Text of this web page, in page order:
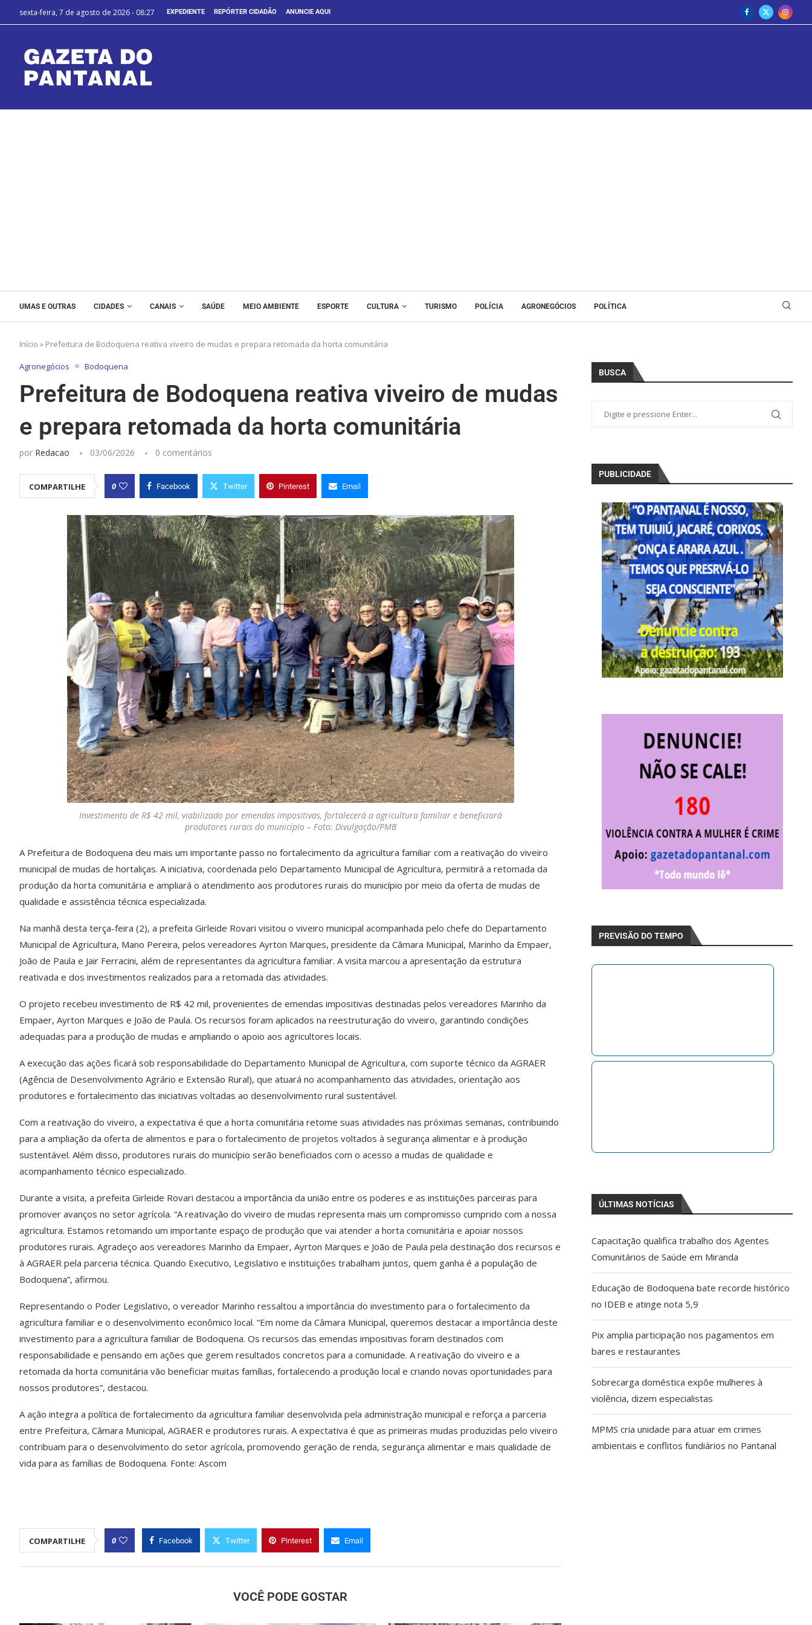
sexta-feira, 7 de agosto de 2026 - 08:27 EXPEDIENTE REPÓRTER CIDADÃO ANUNCIE AQUI
UMAS E OUTRAS CIDADES CANAIS SAÚDE MEIO AMBIENTE ESPORTE CULTURA TURISMO POLÍCIA AGRONEGÓCIOS POLÍTICA
Início » Prefeitura de Bodoquena reativa viveiro de mudas e prepara retomada da horta comunitária
Agronegócios Bodoquena
Prefeitura de Bodoquena reativa viveiro de mudas
e prepara retomada da horta comunitária
por Redacao 03/06/2026 0 comentários
COMPARTILHE 0 Facebook Twitter Pinterest Email
Investimento de R$ 42 mil, viabilizado por emendas impositivas, fortalecerá a agricultura familiar e beneficiará
produtores rurais do município – Foto: Divulgação/PMB
A Prefeitura de Bodoquena deu mais um importante passo no fortalecimento da agricultura familiar com a reativação do viveiro
municipal de mudas de hortaliças. A iniciativa, coordenada pelo Departamento Municipal de Agricultura, permitirá a retomada da
produção da horta comunitária e ampliará o atendimento aos produtores rurais do município por meio da oferta de mudas de
qualidade e assistência técnica especializada.
Na manhã desta terça-feira (2), a prefeita Girleide Rovari visitou o viveiro municipal acompanhada pelo chefe do Departamento
Municipal de Agricultura, Mano Pereira, pelos vereadores Ayrton Marques, presidente da Câmara Municipal, Marinho da Empaer,
João de Paula e Jair Ferracini, além de representantes da agricultura familiar. A visita marcou a apresentação da estrutura
reativada e dos investimentos realizados para a retomada das atividades.
O projeto recebeu investimento de R$ 42 mil, provenientes de emendas impositivas destinadas pelos vereadores Marinho da
Empaer, Ayrton Marques e João de Paula. Os recursos foram aplicados na reestruturação do viveiro, garantindo condições
adequadas para a produção de mudas e ampliando o apoio aos agricultores locais.
A execução das ações ficará sob responsabilidade do Departamento Municipal de Agricultura, com suporte técnico da AGRAER
(Agência de Desenvolvimento Agrário e Extensão Rural), que atuará no acompanhamento das atividades, orientação aos
produtores e fortalecimento das iniciativas voltadas ao desenvolvimento rural sustentável.
Com a reativação do viveiro, a expectativa é que a horta comunitária retome suas atividades nas próximas semanas, contribuindo
para a ampliação da oferta de alimentos e para o fortalecimento de projetos voltados à segurança alimentar e à produção
sustentável. Além disso, produtores rurais do município serão beneficiados com o acesso a mudas de qualidade e
acompanhamento técnico especializado.
Durante a visita, a prefeita Girleide Rovari destacou a importância da união entre os poderes e as instituições parceiras para
promover avanços no setor agrícola. “A reativação do viveiro de mudas representa mais um compromisso cumprido com a nossa
agricultura. Estamos retomando um importante espaço de produção que vai atender a horta comunitária e apoiar nossos
produtores rurais. Agradeço aos vereadores Marinho da Empaer, Ayrton Marques e João de Paula pela destinação dos recursos e
à AGRAER pela parceria técnica. Quando Executivo, Legislativo e instituições trabalham juntos, quem ganha é a população de
Bodoquena”, afirmou.
Representando o Poder Legislativo, o vereador Marinho ressaltou a importância do investimento para o fortalecimento da
agricultura familiar e o desenvolvimento econômico local. “Em nome da Câmara Municipal, queremos destacar a importância deste
investimento para a agricultura familiar de Bodoquena. Os recursos das emendas impositivas foram destinados com
responsabilidade e pensando em ações que gerem resultados concretos para a comunidade. A reativação do viveiro e a
retomada da horta comunitária vão beneficiar muitas famílias, fortalecendo a produção local e criando novas oportunidades para
nossos produtores”, destacou.
A ação integra a política de fortalecimento da agricultura familiar desenvolvida pela administração municipal e reforça a parceria
entre Prefeitura, Câmara Municipal, AGRAER e produtores rurais. A expectativa é que as primeiras mudas produzidas pelo viveiro
contribuam para o desenvolvimento do setor agrícola, promovendo geração de renda, segurança alimentar e mais qualidade de
vida para as famílias de Bodoquena. Fonte: Ascom
COMPARTILHE 0 Facebook Twitter Pinterest Email
VOCÊ PODE GOSTAR
BUSCA
PUBLICIDADE
PREVISÃO DO TEMPO
ÚLTIMAS NOTÍCIAS
Capacitação qualifica trabalho dos Agentes
Comunitários de Saúde em Miranda
Educação de Bodoquena bate recorde histórico
no IDEB e atinge nota 5,9
Pix amplia participação nos pagamentos em
bares e restaurantes
Sobrecarga doméstica expõe mulheres à
violência, dizem especialistas
MPMS cria unidade para atuar em crimes
ambientais e conflitos fundiários no Pantanal